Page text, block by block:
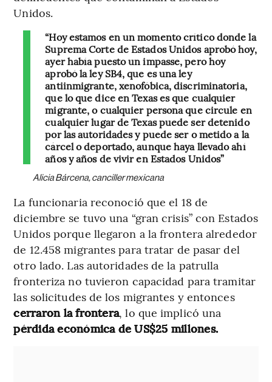
Unidos.
“Hoy estamos en un momento crítico donde la
Suprema Corte de Estados Unidos aprobó hoy,
ayer había puesto un impasse, pero hoy
aprobó la ley SB4, que es una ley
antiinmigrante, xenofóbica, discriminatoria,
que lo que dice en Texas es que cualquier
migrante, o cualquier persona que circule en
cualquier lugar de Texas puede ser detenido
por las autoridades y puede ser o metido a la
cárcel o deportado, aunque haya llevado ahí
años y años de vivir en Estados Unidos”
Alicia Bárcena, canciller mexicana
La funcionaria reconoció que el 18 de
diciembre se tuvo una “gran crisis” con Estados
Unidos porque llegaron a la frontera alrededor
de 12.458 migrantes para tratar de pasar del
otro lado. Las autoridades de la patrulla
fronteriza no tuvieron capacidad para tramitar
las solicitudes de los migrantes y entonces
cerraron la frontera, lo que implicó una
pérdida económica de US$25 millones.